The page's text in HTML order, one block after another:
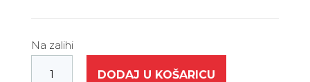
Na zalihi
DODAJ U KOŠARICU